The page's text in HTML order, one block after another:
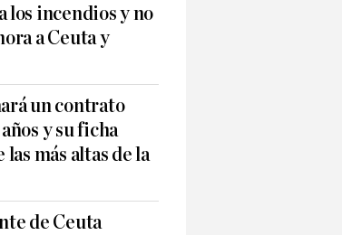
los incendios y no
a Ceuta y
un contrato
y su ficha
las más altas de la
de Ceuta